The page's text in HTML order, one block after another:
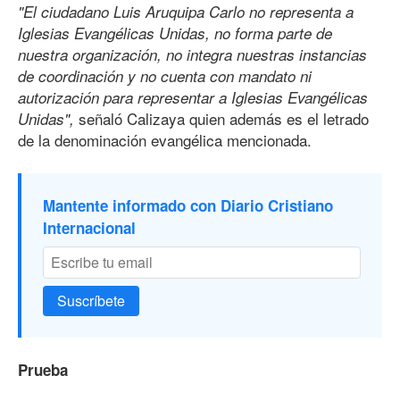
"El ciudadano Luis Aruquipa Carlo no representa a
Iglesias Evangélicas Unidas, no forma parte de
nuestra organización, no integra nuestras instancias
de coordinación y no cuenta con mandato ni
autorización para representar a Iglesias Evangélicas
Unidas", señaló Calizaya quien además es el letrado
de la denominación evangélica mencionada.
Mantente informado con Diario Cristiano
Internacional
Suscríbete
Prueba